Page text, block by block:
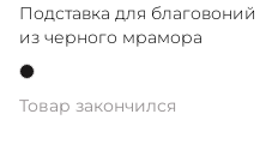
Подставка для благовоний
из черного мрамора
Товар закончился